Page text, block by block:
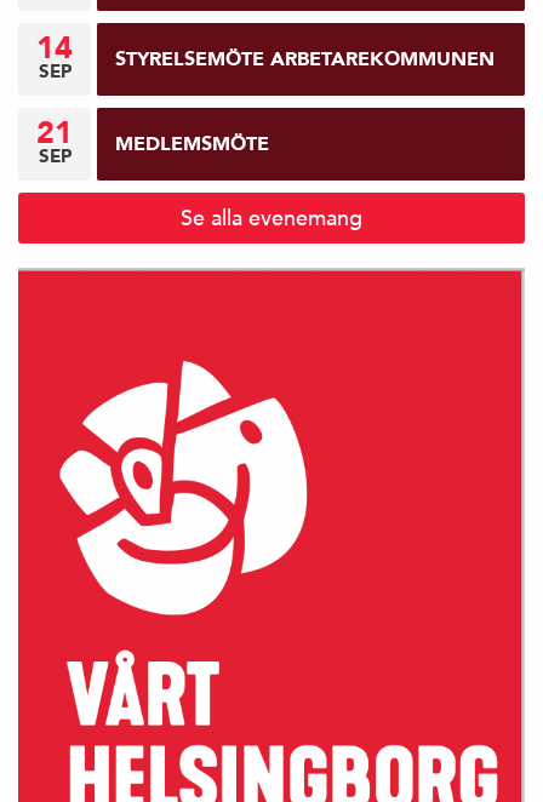
14
SEP STYRELSEMÖTE ARBETAREKOMMUNEN
21
SEP MEDLEMSMÖTE
Se alla evenemang